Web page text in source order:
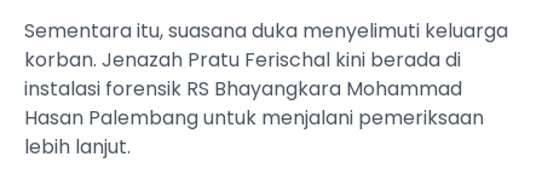
Sementara itu, suasana duka menyelimuti keluarga
korban. Jenazah Pratu Ferischal kini berada di
instalasi forensik RS Bhayangkara Mohammad
Hasan Palembang untuk menjalani pemeriksaan
lebih lanjut.